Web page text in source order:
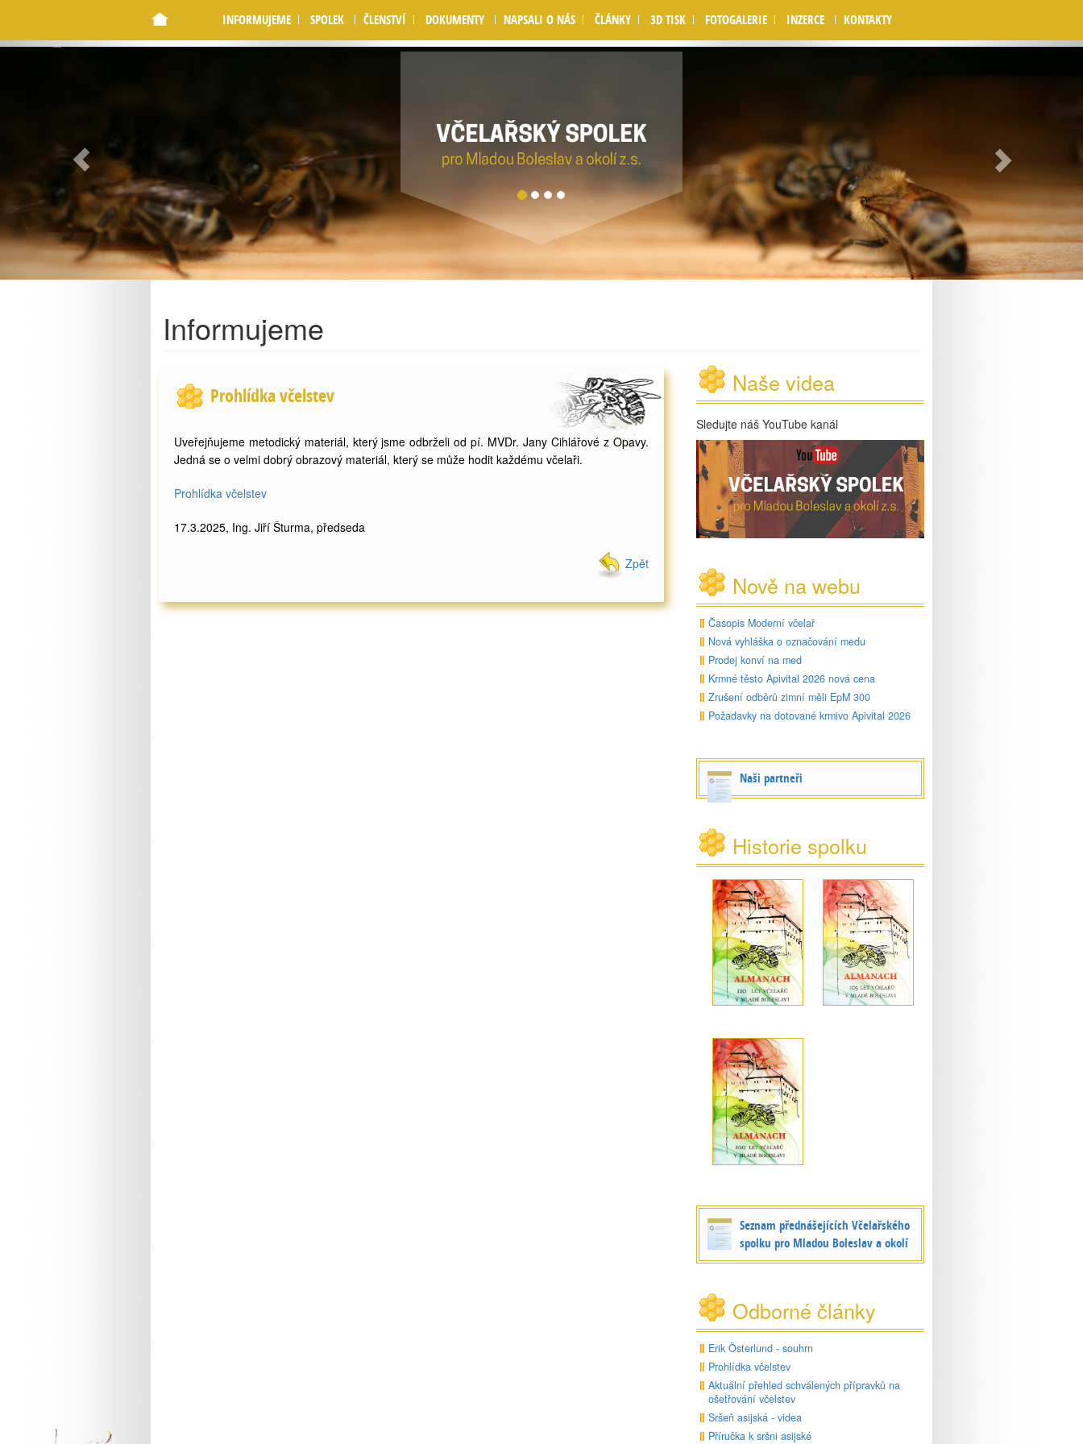
INFORMUJEME SPOLEK ČLENSTVÍ DOKUMENTY NAPSALI O NÁS ČLÁNKY 3D TISK FOTOGALERIE INZERCE KONTAKTY
: preg_match(): No ending delimiter '/' found [APP/View/Layouts/default.ctp, line 59]
Previous Next
Informujeme
Prohlídka včelstev
Uveřejňujeme metodický materiál, který jsme odbrželi od pí. MVDr. Jany Cihlářové z Opavy.
Jedná se o velmi dobrý obrazový materiál, který se může hodit každému včelaři.
Prohlídka včelstev
17.3.2025, Ing. Jiří Šturma, předseda
Zpět
Naše videa
Sledujte náš YouTube kanál
Nově na webu
Časopis Moderní včelař
Nová vyhláška o označování medu
Prodej konví na med
Krmné těsto Apivital 2026 nová cena
Zrušení odběrů zimní měli EpM 300
Požadavky na dotované krmivo Apivital 2026
Naši partneři
Historie spolku
Seznam přednášejících Včelařského
spolku pro Mladou Boleslav a okolí
Odborné články
Erik Österlund - souhrn
Prohlídka včelstev
Aktuální přehled schválených přípravků na
ošetřování včelstev
Sršeň asijská - videa
Příručka k sršni asijské